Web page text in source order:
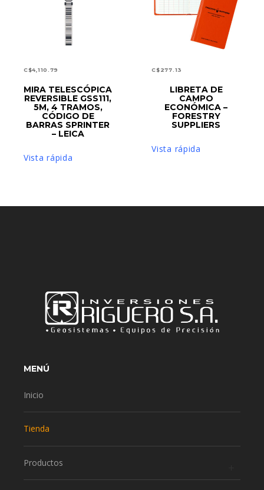
C$4,110.79
AÑADIR AL CARRITO
MIRA TELESCÓPICA
REVERSIBLE GSS111,
5M, 4 TRAMOS,
CÓDIGO DE
BARRAS SPRINTER
– LEICA
Vista rápida
C$277.13
AÑADIR AL CARRITO
LIBRETA DE
CAMPO
ECONÓMICA –
FORESTRY
SUPPLIERS
Vista rápida
MENÚ
Inicio
Tienda
Productos